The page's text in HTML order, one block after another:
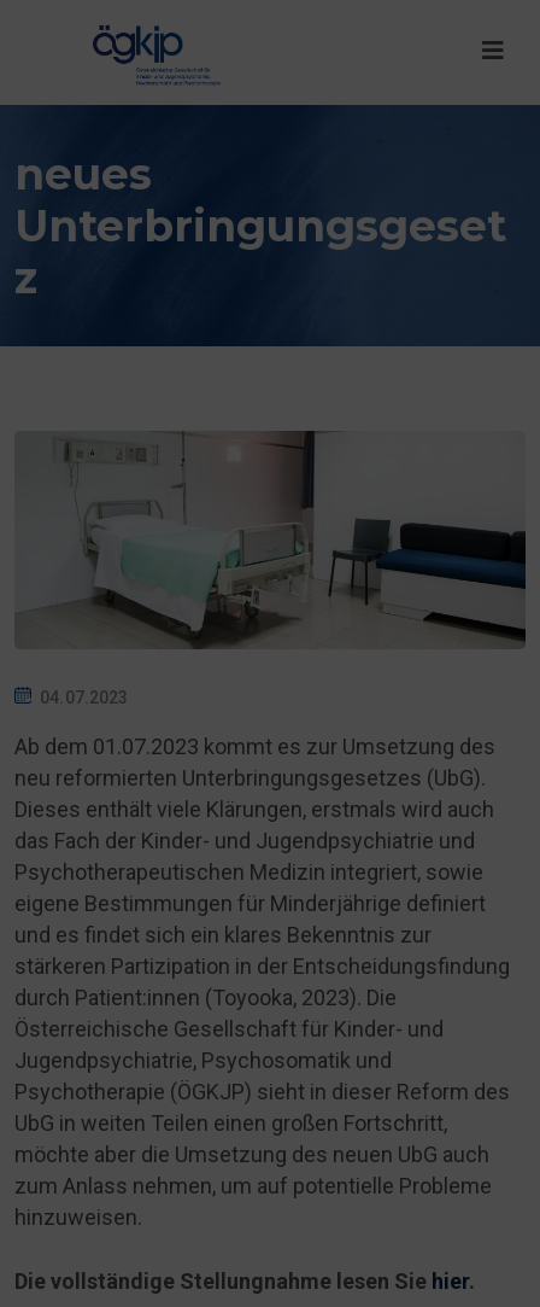
neues
Unterbringungsgeset
z
04.07.2023
Ab dem 01.07.2023 kommt es zur Umsetzung des
neu reformierten Unterbringungsgesetzes (UbG).
Dieses enthält viele Klärungen, erstmals wird auch
das Fach der Kinder- und Jugendpsychiatrie und
Psychotherapeutischen Medizin integriert, sowie
eigene Bestimmungen für Minderjährige definiert
und es findet sich ein klares Bekenntnis zur
stärkeren Partizipation in der Entscheidungsfindung
durch Patient:innen (Toyooka, 2023). Die
Österreichische Gesellschaft für Kinder- und
Jugendpsychiatrie, Psychosomatik und
Psychotherapie (ÖGKJP) sieht in dieser Reform des
UbG in weiten Teilen einen großen Fortschritt,
möchte aber die Umsetzung des neuen UbG auch
zum Anlass nehmen, um auf potentielle Probleme
hinzuweisen.
Die vollständige Stellungnahme lesen Sie hier.